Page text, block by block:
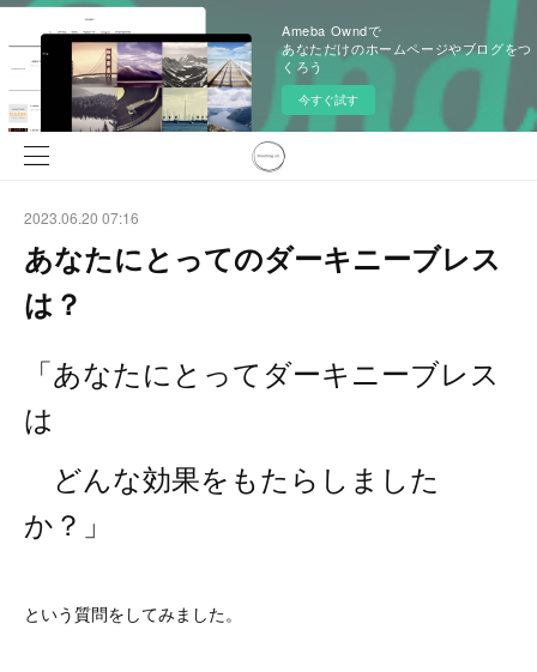
Ameba Owndで
あなただけのホームページやブログをつ
くろう
今すぐ試す
2023.06.20 07:16
あなたにとってのダーキニーブレス
は？
「あなたにとってダーキニーブレス
は
どんな効果をもたらしました
か？」
という質問をしてみました。